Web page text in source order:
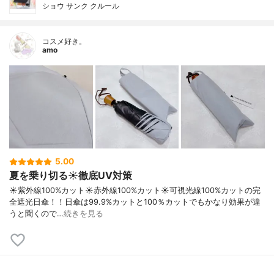
ショウ サンク クルール
コスメ好き。
amo
5.00
夏を乗り切る☀️徹底UV対策
☀️紫外線100%カット☀️赤外線100%カット☀️可視光線100%カットの完
全遮光日傘！！日傘は99.9%カットと100％カットでもかなり効果が違
うと聞くので…続きを見る